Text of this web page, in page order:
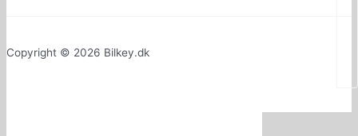
Copyright © 2026 Bilkey.dk